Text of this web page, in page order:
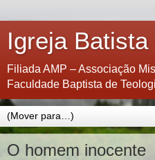
Igreja
Filiada AMP – Associação
Faculdade Baptista de
O homem inocente